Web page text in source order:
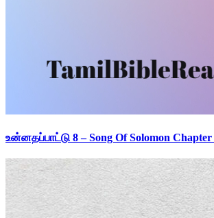
உன்னதப்பாட்டு 8 – Song Of Solomon Chapter